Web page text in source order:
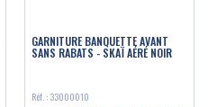
GARNITURE BANQUETTE AVANT
SANS RABATS - SKAÏ AÉRÉ NOIR
Réf. : 33000010